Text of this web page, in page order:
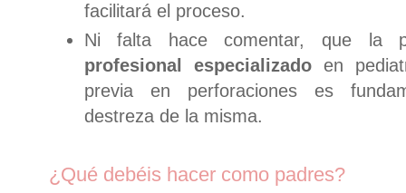
facilitará el proceso.
Ni falta hace comentar, que la
profesional especializadoen
previa en perforaciones es
destreza de la misma.
¿Qué debéis hacer como padres?